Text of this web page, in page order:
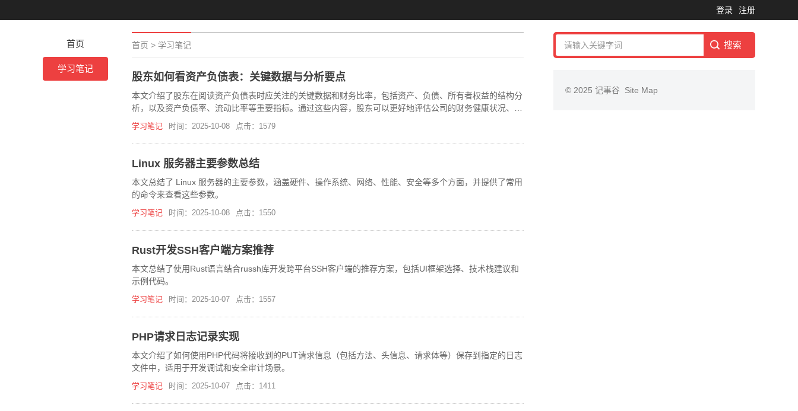
登录 注册
首页
学习笔记
首页 > 学习笔记
股东如何看资产负债表：关键数据与分析要点
本文介绍了股东在阅读资产负债表时应关注的关键数据和财务比率，包括资产、负债、所有者权益的结构分
析，以及资产负债率、流动比率等重要指标。通过这些内容，股东可以更好地评估公司的财务健康状况、偿
债能力和成长潜力。
学习笔记 时间：2025-10-08 点击：1579
Linux 服务器主要参数总结
本文总结了 Linux 服务器的主要参数，涵盖硬件、操作系统、网络、性能、安全等多个方面，并提供了常用
的命令来查看这些参数。
学习笔记 时间：2025-10-08 点击：1550
Rust开发SSH客户端方案推荐
本文总结了使用Rust语言结合russh库开发跨平台SSH客户端的推荐方案，包括UI框架选择、技术栈建议和
示例代码。
学习笔记 时间：2025-10-07 点击：1557
PHP请求日志记录实现
本文介绍了如何使用PHP代码将接收到的PUT请求信息（包括方法、头信息、请求体等）保存到指定的日志
文件中，适用于开发调试和安全审计场景。
学习笔记 时间：2025-10-07 点击：1411
© 2025 记事谷 Site Map